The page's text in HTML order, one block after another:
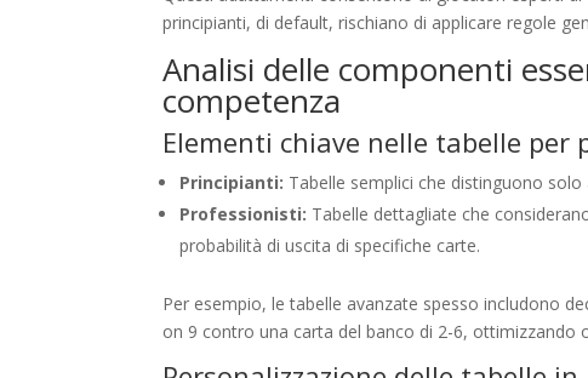
principianti, di default, rischiano di applicare regole
Analisi delle componenti
competenza
Elementi chiave nelle tabelle
Principianti: Tabelle semplici che distinguono
Professionisti: Tabelle dettagliate che
probabilità di uscita di specifiche carte.
Per esempio, le tabelle avanzate spesso includono
on 9 contro una carta del banco di 2-6, ottimizzando